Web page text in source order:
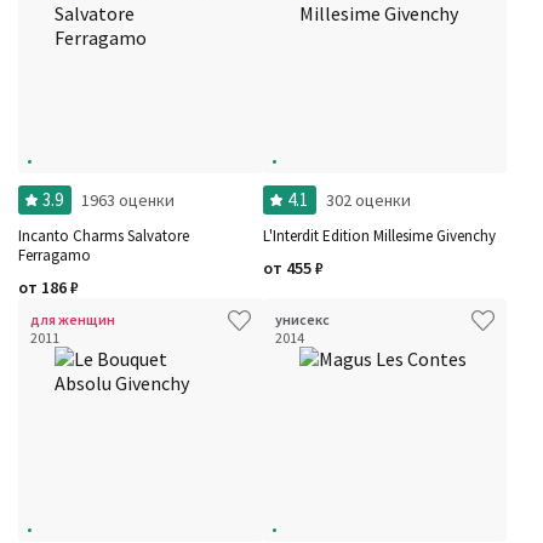
3.9 1963 оценки
Incanto Charms Salvatore
Ferragamo
от 186₽
4.1 302 оценки
L'Interdit Edition Millesime Givenchy
от 455₽
для женщин
2011
унисекс
2014